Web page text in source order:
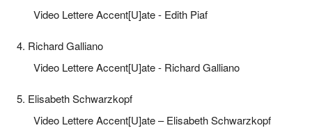
Video Lettere Accent[U]ate - Edith Piaf
4. Richard Galliano
Video Lettere Accent[U]ate - Richard Galliano
5. Elisabeth Schwarzkopf
Video Lettere Accent[U]ate – Elisabeth Schwarzkopf